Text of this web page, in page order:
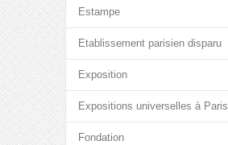
Estampe
Etablissement parisien disparu
Exposition
Expositions universelles à Paris
Fondation